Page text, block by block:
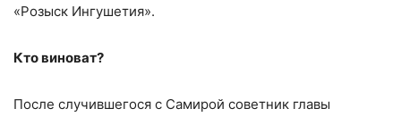
«Розыск Ингушетия».
Кто виноват?
После случившегося с Самирой советник главы